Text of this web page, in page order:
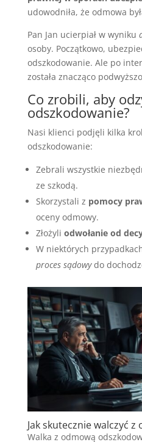
udowodniła, że odmowa
Pan Jan ucierpiał w wyniku
osoby. Początkowo,
odszkodowanie. Ale po
została znacząco
Co zrobili, aby
odszkodowanie?
Nasi klienci podjęli kilka
odszkodowanie:
Zebrali wszystkie
ze szkodą.
Skorzystali z pomocy
oceny odmowy.
Złożyli odwołanie od
W niektórych
proces sądowydo
Jak skutecznie walczyć z
Walka z odmową